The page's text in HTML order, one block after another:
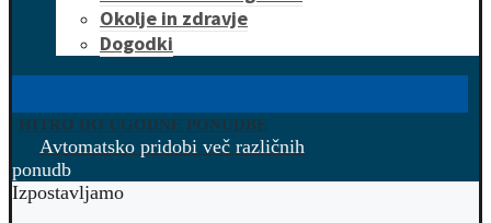
Okolje in zdravje
Dogodki
HITRO DO UGODNE PONUDBE
Avtomatsko pridobi več različnih
ponudb
Izpostavljamo